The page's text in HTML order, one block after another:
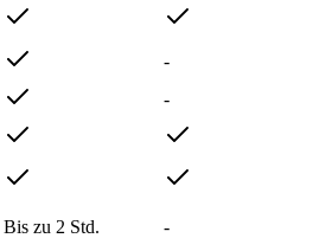
-
-
Bis zu 2 Std.
-